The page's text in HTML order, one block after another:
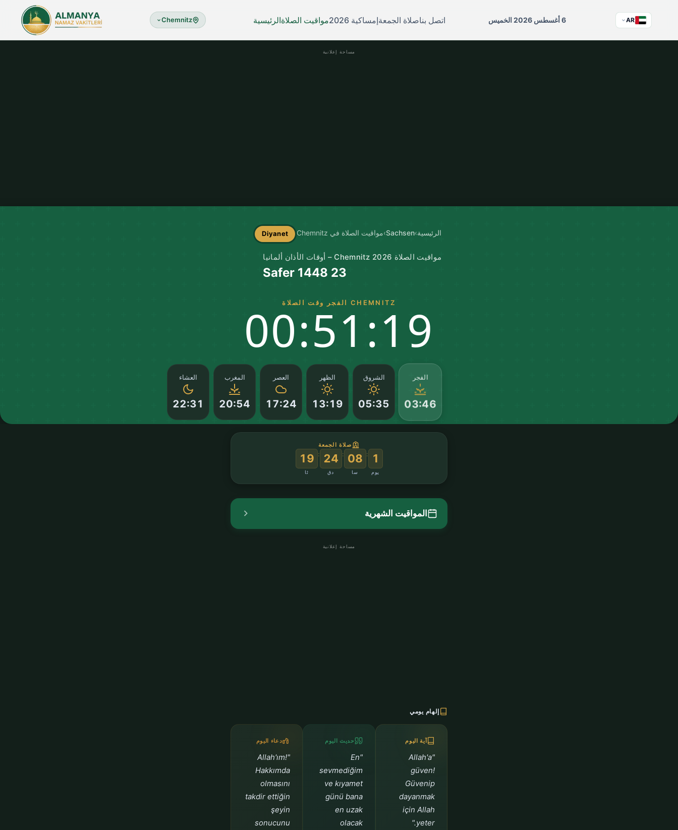
Chemnitz الرئيسيةمواقيت الصلاة إمساكية 2026صلاة الجمعةاتصل بنا 6 أغسطس 2026 الخميس AR
مساحة إعلانية
الرئيسية›
Sachsen
›مواقيت الصلاة في Chemnitz Diyanet
مواقيت الصلاة Chemnitz 2026 – أوقات الأذان ألمانيا
23 Safer 1448
CHEMNITZ الفجر وقت الصلاة
00:51:18
الفجر
03:46
الشروق
05:35
الظهر
13:19
العصر
17:24
المغرب
20:54
العشاء
22:31
صلاة الجمعة
1
يوم
:
08
سا
:
24
دق
:
18
ثا
المواقيت الشهرية
مساحة إعلانية
إلهام يومي
آية اليوم
"Allah'a
güven!
Güvenip
dayanmak
için Allah
yeter."
حديث اليوم
"En
sevmediğim
ve kıyamet
günü bana
en uzak
olacak
دعاء اليوم
"Allah'ım!
Hakkımda
olmasını
takdir ettiğin
şeyin
sonucunu